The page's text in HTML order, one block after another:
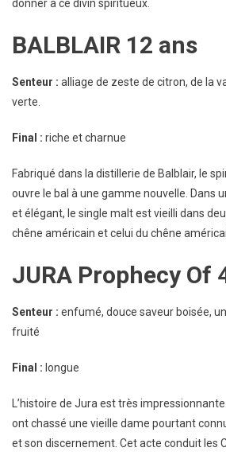
donner à ce divin spiritueux.
BALBLAIR 12 ans
Senteur : alliage de zeste de citron, de la
verte.
Final : riche et charnue
Fabriqué dans la distillerie de Balblair, le
ouvre le bal à une gamme nouvelle. Dans
et élégant, le single malt est vieilli dans
chêne américain et celui du chêne
JURA Prophecy Of
Senteur : enfumé, douce saveur boisée,
fruité
Final : longue
L’histoire de Jura est très
ont chassé une vieille dame pourtant
et son discernement. Cet acte conduit les